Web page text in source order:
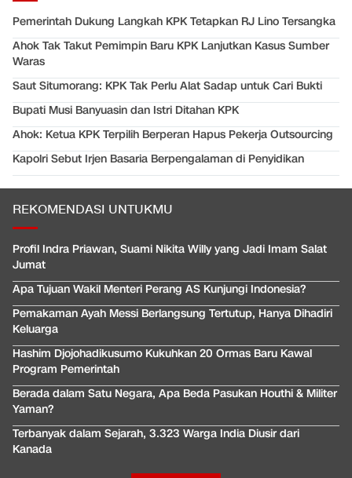
Pemerintah Dukung Langkah KPK Tetapkan RJ Lino Tersangka
Ahok Tak Takut Pemimpin Baru KPK Lanjutkan Kasus Sumber
Waras
Saut Situmorang: KPK Tak Perlu Alat Sadap untuk Cari Bukti
Bupati Musi Banyuasin dan Istri Ditahan KPK
Ahok: Ketua KPK Terpilih Berperan Hapus Pekerja Outsourcing
Kapolri Sebut Irjen Basaria Berpengalaman di Penyidikan
REKOMENDASI UNTUKMU
Profil Indra Priawan, Suami Nikita Willy yang Jadi Imam Salat
Jumat
Apa Tujuan Wakil Menteri Perang AS Kunjungi Indonesia?
Pemakaman Ayah Messi Berlangsung Tertutup, Hanya Dihadiri
Keluarga
Hashim Djojohadikusumo Kukuhkan 20 Ormas Baru Kawal
Program Pemerintah
Berada dalam Satu Negara, Apa Beda Pasukan Houthi & Militer
Yaman?
Terbanyak dalam Sejarah, 3.323 Warga India Diusir dari
Kanada